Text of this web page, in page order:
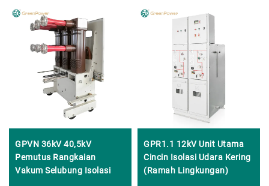
GPVN 36kV 40,5kV
Pemutus Rangkaian
Vakum Selubung Isolasi
GPR1.1 12kV Unit Utama
Cincin Isolasi Udara Kering
(Ramah Lingkungan)